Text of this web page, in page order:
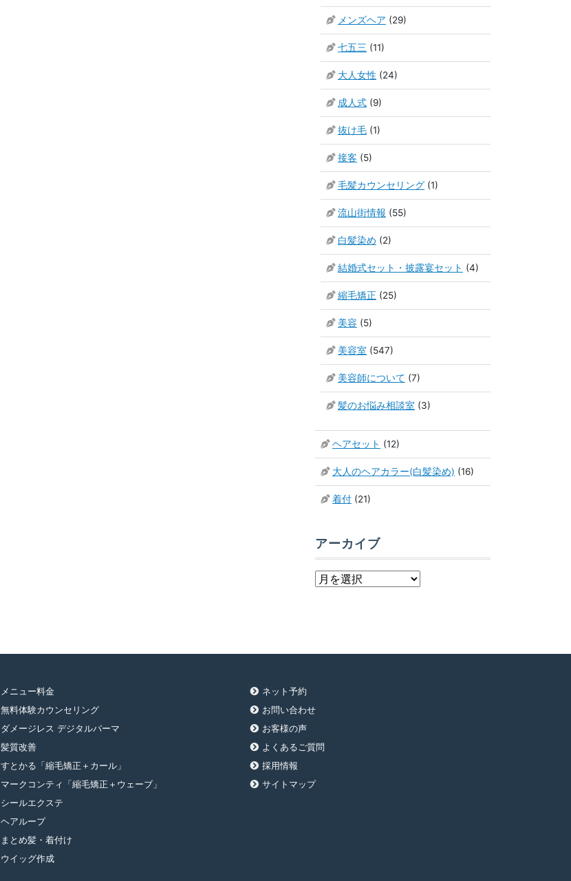
メンズヘア (29)
七五三 (11)
大人女性 (24)
成人式 (9)
抜け毛 (1)
接客 (5)
毛髪カウンセリング (1)
流山街情報 (55)
白髪染め (2)
結婚式セット・披露宴セット (4)
縮毛矯正 (25)
美容 (5)
美容室 (547)
美容師について (7)
髪のお悩み相談室 (3)
ヘアセット (12)
大人のヘアカラー(白髪染め) (16)
着付 (21)
アーカイブ
ア
メニュー料金
無料体験カウンセリング
ダメージレス デジタルパーマ
髪質改善
すとかる「縮毛矯正＋カール」
マークコンティ「縮毛矯正＋ウェーブ」
シールエクステ
ヘアループ
まとめ髪・着付け
ウイッグ作成
ネット予約
お問い合わせ
お客様の声
よくあるご質問
採用情報
サイトマップ